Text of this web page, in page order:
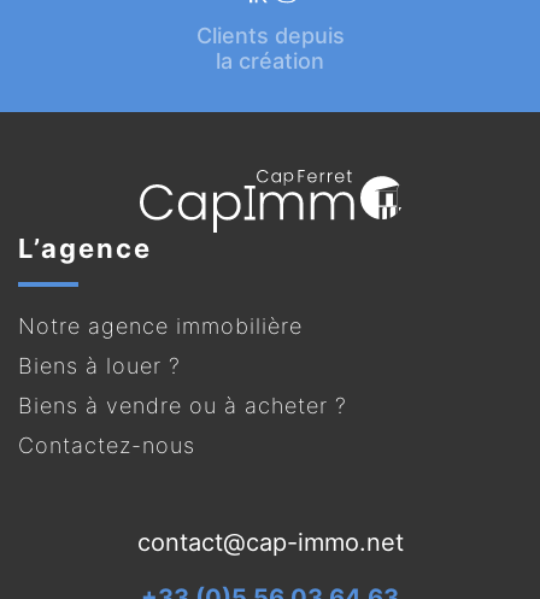
Clients depuis
la création
L’agence
Notre agence immobilière
Biens à louer ?
Biens à vendre ou à acheter ?
Contactez-nous
contact@cap-immo.net